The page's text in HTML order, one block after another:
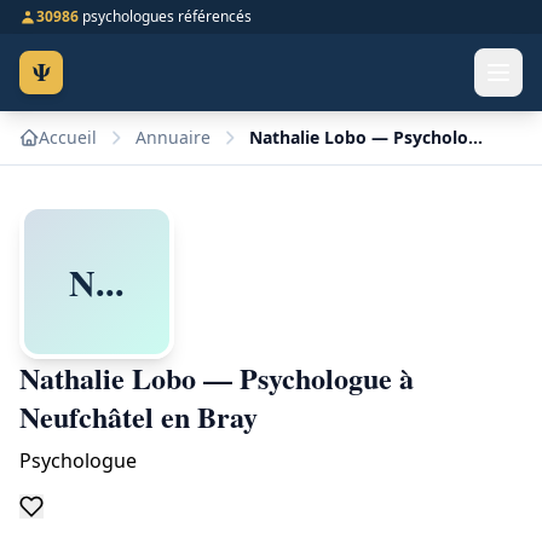
30986 psychologues référencés
Ψ
Accueil Annuaire Nathalie Lobo — Psychologue à Neufchâtel en Bray
N...
Nathalie Lobo — Psychologue à
Neufchâtel en Bray
Psychologue